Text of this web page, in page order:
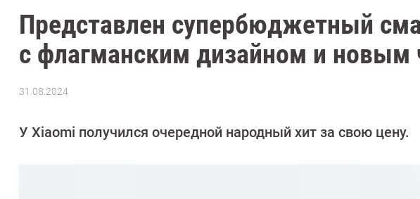
Представлен супербюджетный
с флагманским дизайном и новым
31.08.2024
Довлатова
У Xiaomi получился очередной народный хит за свою цену.